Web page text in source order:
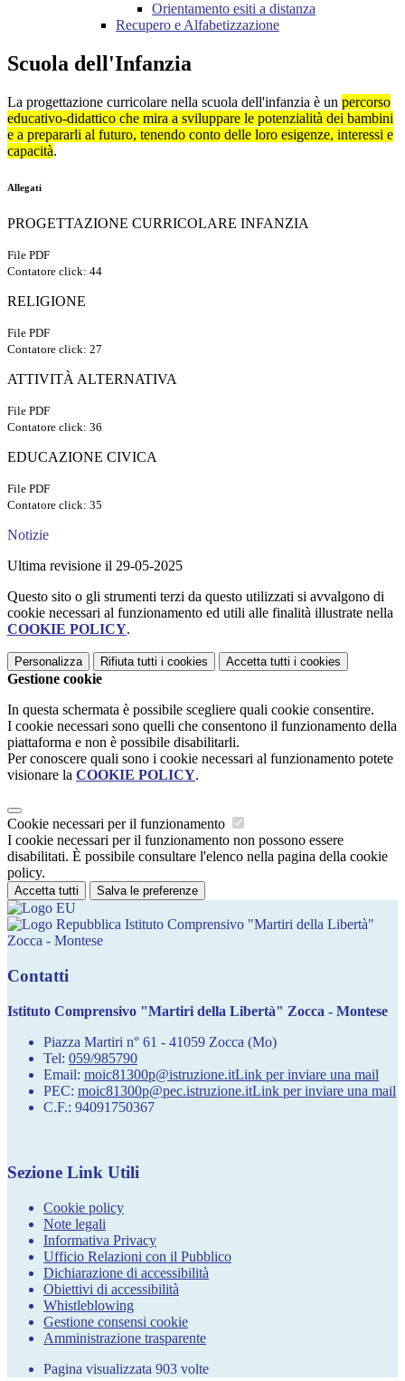
Orientamento esiti a distanza
Recupero e Alfabetizzazione
Scuola dell'Infanzia
La progettazione curricolare nella scuola dell'infanzia è un percorso
educativo-didattico che mira a sviluppare le potenzialità dei bambini
e a prepararli al futuro, tenendo conto delle loro esigenze, interessi e
capacità.
Allegati
PROGETTAZIONE CURRICOLARE INFANZIA
File PDF
Contatore click: 44
RELIGIONE
File PDF
Contatore click: 27
ATTIVITÀ ALTERNATIVA
File PDF
Contatore click: 36
EDUCAZIONE CIVICA
File PDF
Contatore click: 35
Notizie
Ultima revisione il 29-05-2025
Questo sito o gli strumenti terzi da questo utilizzati si avvalgono di
cookie necessari al funzionamento ed utili alle finalità illustrate nella
COOKIE POLICY.
Personalizza Rifiuta tutti i cookies Accetta tutti i cookies
Gestione cookie
In questa schermata è possibile scegliere quali cookie consentire.
I cookie necessari sono quelli che consentono il funzionamento della
piattaforma e non è possibile disabilitarli.
Per conoscere quali sono i cookie necessari al funzionamento potete
visionare la COOKIE POLICY.
Cookie necessari per il funzionamento
I cookie necessari per il funzionamento non possono essere
disabilitati. È possibile consultare l'elenco nella pagina della cookie
policy.
Accetta tutti Salva le preferenze
Istituto Comprensivo "Martiri della Libertà"
Zocca - Montese
Contatti
Istituto Comprensivo "Martiri della Libertà" Zocca - Montese
Piazza Martiri n° 61 - 41059 Zocca (Mo)
Tel: 059/985790
Email: moic81300p@istruzione.itLink per inviare una mail
PEC: moic81300p@pec.istruzione.itLink per inviare una mail
C.F.: 94091750367
Sezione Link Utili
Cookie policy
Note legali
Informativa Privacy
Ufficio Relazioni con il Pubblico
Dichiarazione di accessibilità
Obiettivi di accessibilità
Whistleblowing
Gestione consensi cookie
Amministrazione trasparente
Pagina visualizzata 903 volte